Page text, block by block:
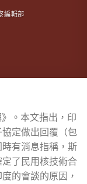
編輯部
。本文指出，印
定做出回覆（包
有消息指稱，斯
了民用核技術合
的會談的原因，